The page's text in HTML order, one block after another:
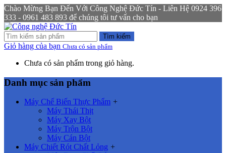
Chào Mừng Bạn Đến Với Công Nghệ Đức Tín - Liên Hệ 0924 396
333 - 0961 483 893 để chúng tôi tư vấn cho bạn
Tìm kiếm
Giỏ hàng của bạn Chưa có sản phẩm
Chưa có sản phẩm trong giỏ hàng.
Danh mục sản phẩm
Máy Chế Biến Thực Phẩm +
Máy Thái Thịt
Máy Xay Bột
Máy Trộn Bột
Máy Cán Bột
Máy Chiết Rót Chất Lỏng +